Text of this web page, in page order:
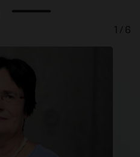
1 / 6